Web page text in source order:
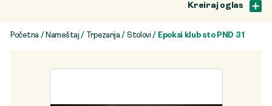
Kreiraj oglas
Početna / Nameštaj / Trpezarija / Stolovi / Epoksi klub sto PND 31